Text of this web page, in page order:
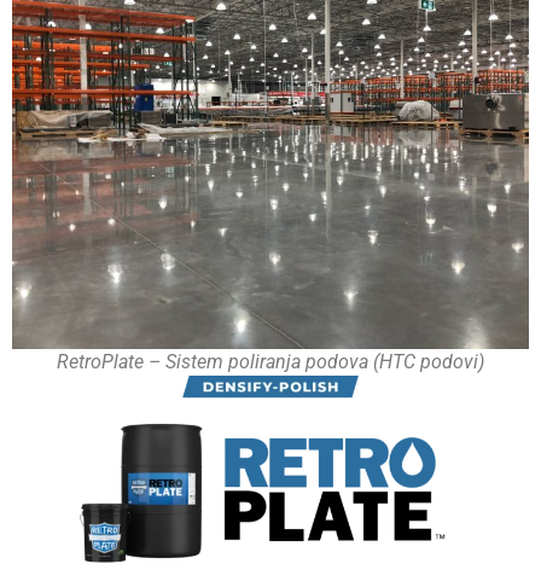
RetroPlate – Sistem poliranja podova (HTC podovi)